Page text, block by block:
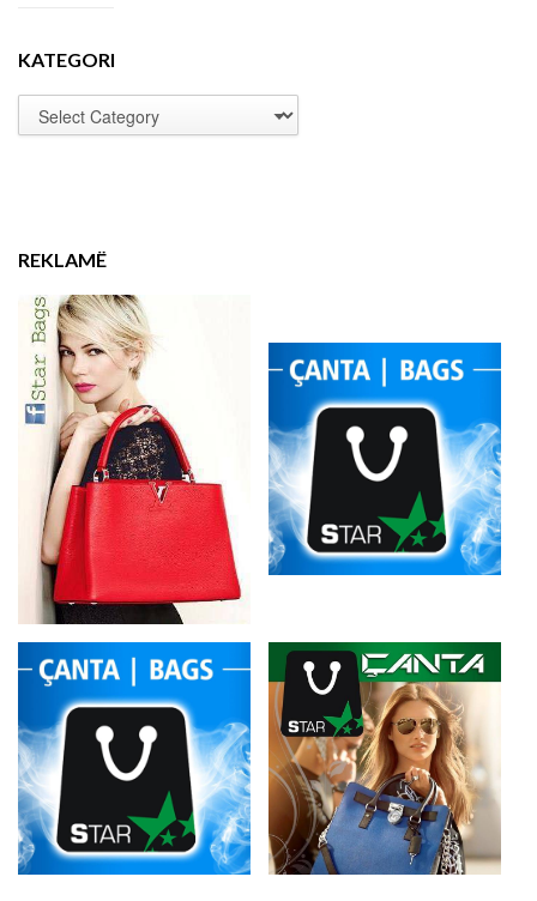
KATEGORI
REKLAMË